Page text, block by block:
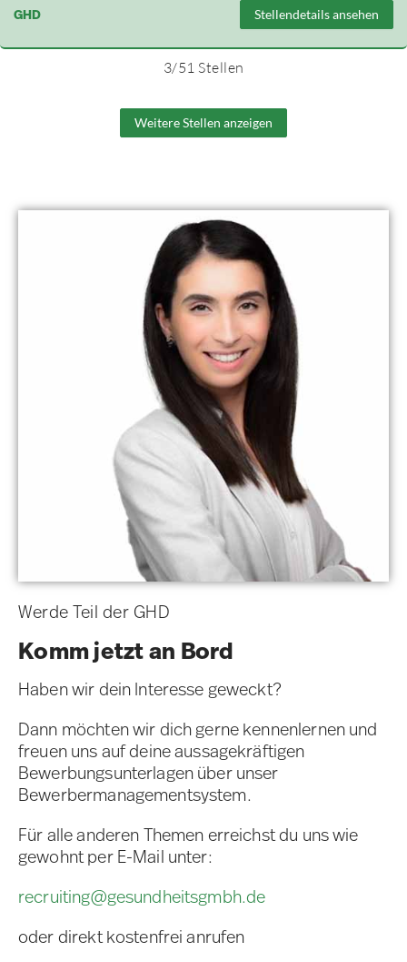
GHD
Stellendetails ansehen
3/51 Stellen
Weitere Stellen anzeigen
Werde Teil der GHD
Komm jetzt an Bord
Haben wir dein Interesse geweckt?
Dann möchten wir dich gerne kennenlernen und
freuen uns auf deine aussagekräftigen
Bewerbungsunterlagen über unser
Bewerbermanagementsystem.
Für alle anderen Themen erreichst du uns wie
gewohnt per E-Mail unter:
recruiting@gesundheitsgmbh.de
oder direkt kostenfrei anrufen